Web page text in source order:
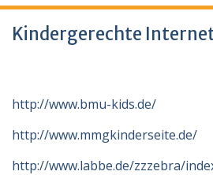
Kindergerechte
http://www.bmu-kids.de/
http://www.mmgkinderseite.de/
http://www.labbe.de/zzzebra/